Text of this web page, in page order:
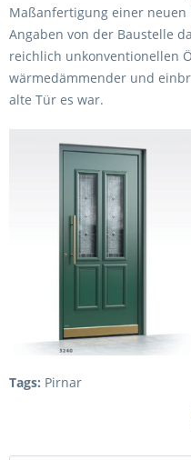
Maßanfertigung einer neuen
Angaben von der Baustelle
reichlich unkonventionellen
wärmedämmender und
alte Tür es war.
Tags: Pirnar